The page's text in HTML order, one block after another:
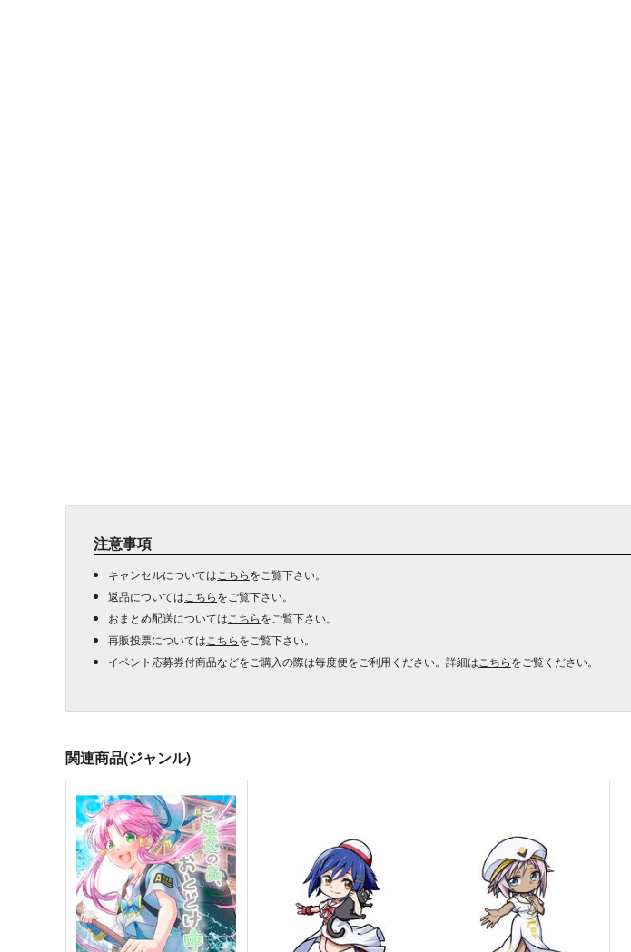
注意事項
キャンセルについては こちらをご覧下さい。
返品については こちらをご覧下さい。
おまとめ配送については こちらをご覧下さい。
再販投票については こちらをご覧下さい。
イベント応募券付商品などをご購入の際は毎度便をご利用ください。詳細は こちらをご覧ください。
関連商品(ジャンル)